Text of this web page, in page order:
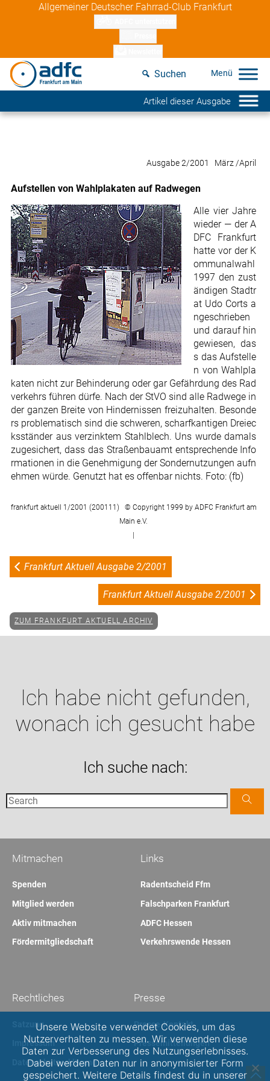
Allgemeiner Deutscher Fahrrad-Club Frankfurt
Suchen
Artikel dieser Ausgabe
Ausgabe 2/2001 März /April
Aufstellen von Wahlplakaten auf Radwegen
Alle vier Jahre
wieder — der A
DFC Frankfurt
hatte vor der K
ommunalwahl
1997 den zust
ändigen Stadtr
at Udo Corts a
ngeschrieben
und darauf hin
gewiesen, das
s das Aufstelle
n von Wahlpla
katen nicht zur Behinderung oder gar Gefährdung des Rad
verkehrs führen dürfe. Nach der StVO sind alle Radwege in
der ganzen Breite von Hindernissen freizuhalten. Besonde
rs problematisch sind die schweren, scharfkantigen Dreiec
ksständer aus verzinktem Stahlblech. Uns wurde damals
zugesichert, dass das Straßenbauamt entsprechende Info
rmationen in die Genehmigung der Sondernutzungen aufn
ehmen würde. Genutzt hat es offenbar nichts. Foto: (fb)
frankfurt aktuell 1/2001 (200111) © Copyright 1999 by ADFC Frankfurt am
Main e.V.
Frankfurt Aktuell Ausgabe 2/2001
Frankfurt Aktuell Ausgabe 2/2001
ZUM FRANKFURT AKTUELL ARCHIV
Ich habe nicht gefunden,
wonach ich gesucht habe
Ich suche nach:
Links
Radentscheid Ffm
Falschparken Frankfurt
ADFC Hessen
Verkehrswende Hessen
Mitmachen
Spenden
Mitglied werden
Aktiv mitmachen
Fördermitgliedschaft
Presse
Presse-Kontakt
Pressemitteilungen
Rechtliches
Satzung
Impressum
Datenschutzerklärung
Unsere Website verwendet Cookies, um das
Nutzerverhalten zu messen. Wir verwenden diese
Daten zur Verbesserung des Nutzungserlebnisses.
Dabei werden Daten nur in anonymisierter Form
gespeichert. Weitere Details findest du in unserer